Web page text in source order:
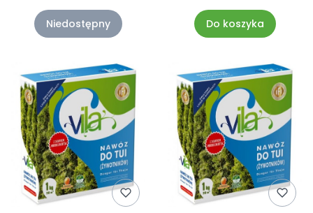
Niedostępny Do koszyka